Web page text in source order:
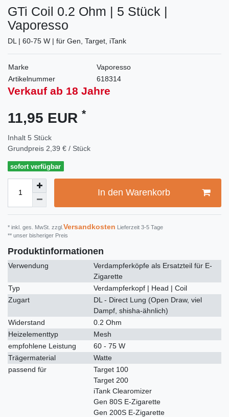
GTi Coil 0.2 Ohm | 5 Stück |
Vaporesso
DL | 60-75 W | für Gen, Target, iTank
Marke
Vaporesso
Artikelnummer
618314
Verkauf ab 18 Jahre
11,95 EUR *
Inhalt 5 Stück
Grundpreis 2,39 € / Stück
sofort verfügbar
In den Warenkorb
* inkl. ges. MwSt. zzgl. Versandkosten Lieferzeit 3-5 Tage
** unser bisheriger Preis
Produktinformationen
Verwendung
Verdampferköpfe als Ersatzteil für E-
Zigarette
Typ
Verdampferkopf | Head | Coil
Zugart
DL - Direct Lung (Open Draw, viel
Dampf, shisha-ähnlich)
Widerstand
0.2 Ohm
Heizelementtyp
Mesh
empfohlene Leistung
60 - 75 W
Trägermaterial
Watte
passend für
Target 100
Target 200
iTank Clearomizer
Gen 80S E-Zigarette
Gen 200S E-Zigarette